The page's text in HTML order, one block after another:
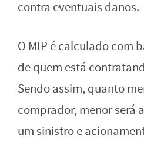
contra eventuais danos.
O MIP é calculado com
de quem está
Sendo assim, quanto
comprador, menor será
um sinistro e